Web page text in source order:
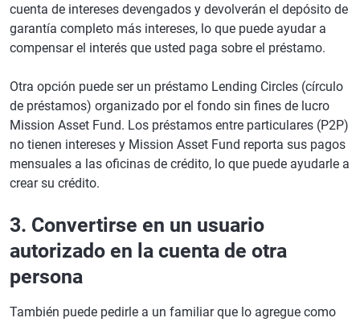
cuenta de intereses devengados y devolverán el depósito de
garantía completo más intereses, lo que puede ayudar a
compensar el interés que usted paga sobre el préstamo.
Otra opción puede ser un préstamo Lending Circles (círculo
de préstamos) organizado por el fondo sin fines de lucro
Mission Asset Fund. Los préstamos entre particulares (P2P)
no tienen intereses y Mission Asset Fund reporta sus pagos
mensuales a las oficinas de crédito, lo que puede ayudarle a
crear su crédito.
3. Convertirse en un usuario
autorizado en la cuenta de otra
persona
También puede pedirle a un familiar que lo agregue como